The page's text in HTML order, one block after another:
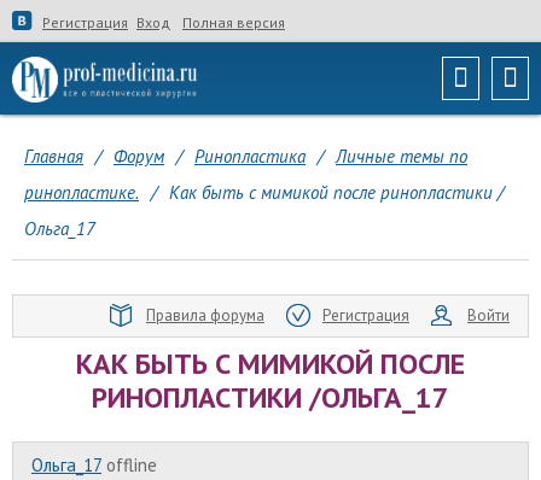
Регистрация Вход Полная версия
Главная / Форум / Ринопластика / Личные темы по
ринопластике. / Как быть с мимикой после ринопластики /
Ольга_17
Правила форума Регистрация Войти
КАК БЫТЬ С МИМИКОЙ ПОСЛЕ
РИНОПЛАСТИКИ /ОЛЬГА_17
Ольга_17 offline